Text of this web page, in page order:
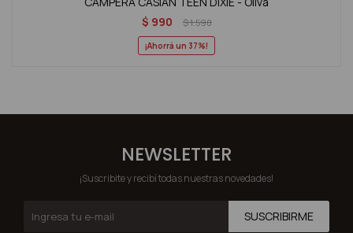
$ 990 $1.590
37
NEWSLETTER
¡Suscribite y recibí todas nuestras novedades!
SUSCRIBIRME